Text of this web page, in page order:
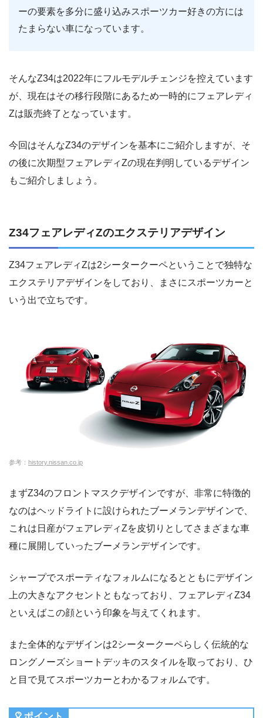
ーの要素を多分に盛り込みスポーツカー好きの方には
たまらない車になっています。
そんなZ34は2022年にフルモデルチェンジを控えています
が、現在はその移行段階にあるため一時的にフェアレディ
Zは販売終了となっています。
今回はそんなZ34のデザインを基本にご紹介しますが、そ
の後に次期型フェアレディZの現在判明しているデザイン
もご紹介しましょう。
Z34フェアレディZのエクステリアデザイン
Z34フェアレディZは2シータークーペということで独特な
エクステリアデザインをしており、まさにスポーツカーと
いう出で立ちです。
参考： history.nissan.co.jp
まずZ34のフロントマスクデザインですが、非常に特徴的
なのはヘッドライトに設けられたブーメランデザインで、
これは日産がフェアレディZを皮切りとしてさまざまな車
種に展開していったブーメランデザインです。
シャープでスポーティなフォルムになるとともにデザイン
上の大きなアクセントともなっており、フェアレディZ34
といえばこの顔という印象を与えてくれます。
また全体的なデザインは2シータークーペらしく伝統的な
ロングノーズショートデッキのスタイルを取っており、ひ
と目で見てスポーツカーとわかるフォルムです。